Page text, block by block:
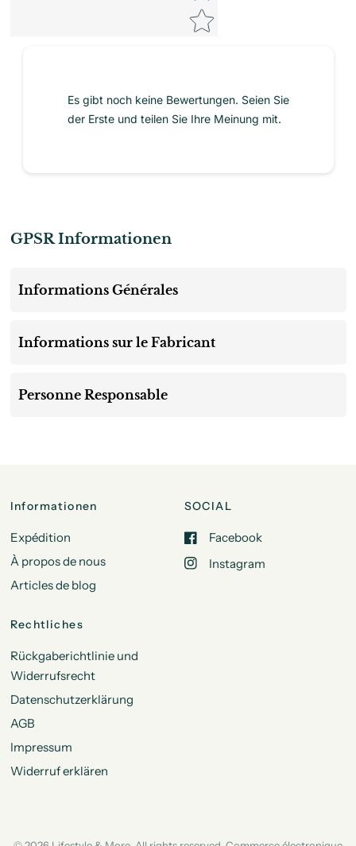
Es gibt noch keine Bewertungen. Seien Sie
der Erste und teilen Sie Ihre Meinung mit.
GPSR Informationen
Informations Générales
Informations sur le Fabricant
Personne Responsable
Informationen
Expédition
À propos de nous
Articles de blog
SOCIAL
Facebook
Instagram
Rechtliches
Rückgaberichtlinie und
Widerrufsrecht
Datenschutzerklärung
AGB
Impressum
Widerruf erklären